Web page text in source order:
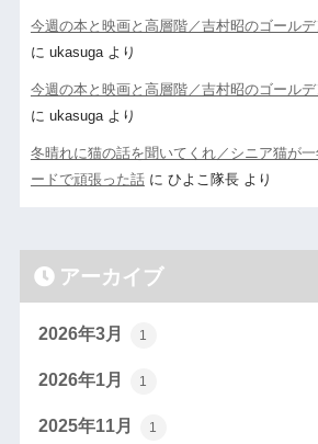
今週の本と映画と高層階／吉村昭のゴールデ
に ukasugaより
今週の本と映画と高層階／吉村昭のゴールデ
に ukasugaより
冬晴れに猫の話を聞いてくれ／シニア猫が
ードで頑張った話に ひよこ隊長より
アーカイブ
2026年3月 1
2026年1月 1
2025年11月 1